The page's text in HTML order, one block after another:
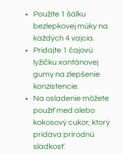
Použite 1 šálku
bezlepkovej múky na
každých 4 vajcia.
Pridajte 1 čajovú
lyžičku xantánovej
gumy na zlepšenie
konzistencie.
Na osladenie môžete
použiť med alebo
kokosový cukor, ktorý
pridáva prírodnú
sladkosť.